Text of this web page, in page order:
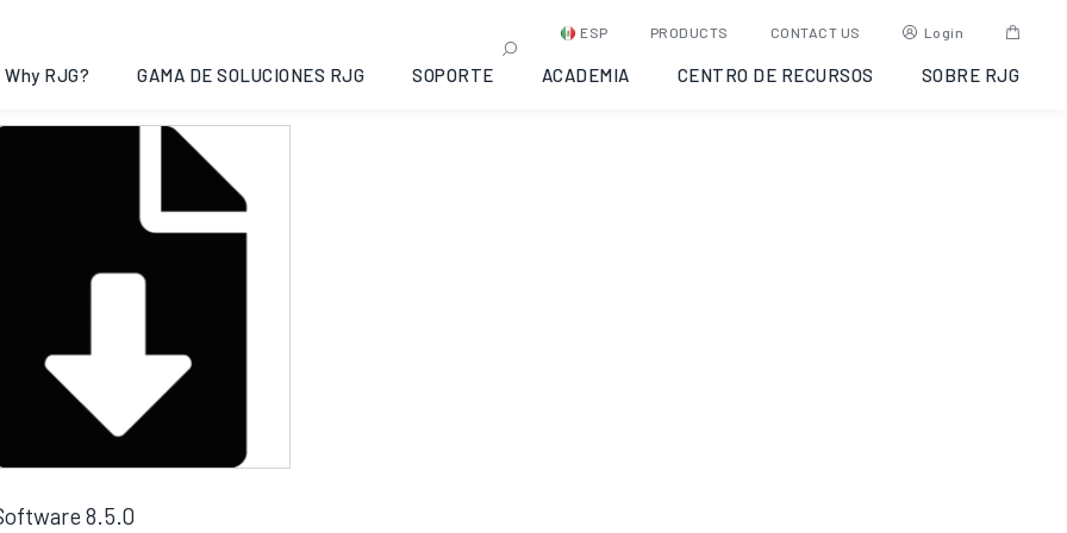
ESP PRODUCTS CONTACT US Login
Why RJG? GAMA DE SOLUCIONES RJG SOPORTE ACADEMIA CENTRO DE RECURSOS SOBRE RJG
el único resultado
8.5.0